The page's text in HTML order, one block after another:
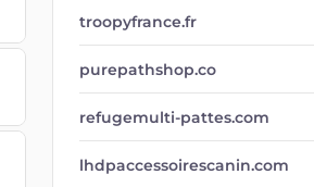
troopyfrance.fr
purepathshop.co
refugemulti-pattes.com
lhdpaccessoirescanin.com